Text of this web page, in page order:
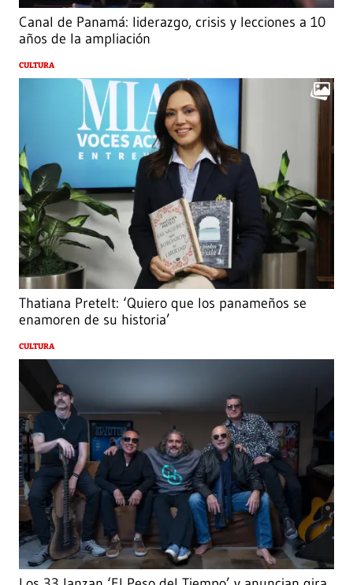
Canal de Panamá: liderazgo, crisis y lecciones a 10
años de la ampliación
CULTURA
Thatiana Pretelt: ‘Quiero que los panameños se
enamoren de su historia’
CULTURA